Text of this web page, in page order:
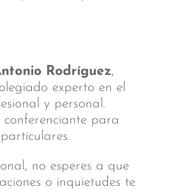
Rodríguez,
experto en el
y personal.
conferenciante para
no esperes a que
o inquietudes te